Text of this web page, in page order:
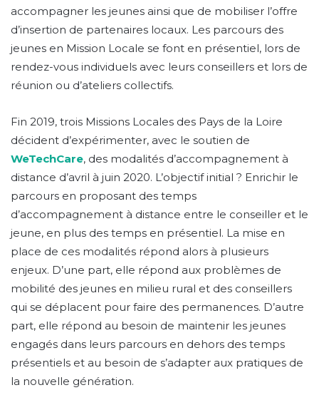
accompagner les jeunes ainsi que de mobiliser l’offre
d’insertion de partenaires locaux. Les parcours des
jeunes en Mission Locale se font en présentiel, lors de
rendez-vous individuels avec leurs conseillers et lors de
réunion ou d’ateliers collectifs.
Fin 2019, trois Missions Locales des Pays de la Loire
décident d’expérimenter, avec le soutien de
WeTechCare, des modalités d’accompagnement à
distance d’avril à juin 2020. L’objectif initial ? Enrichir le
parcours en proposant des temps
d’accompagnement à distance entre le conseiller et le
jeune, en plus des temps en présentiel. La mise en
place de ces modalités répond alors à plusieurs
enjeux. D’une part, elle répond aux problèmes de
mobilité des jeunes en milieu rural et des conseillers
qui se déplacent pour faire des permanences. D’autre
part, elle répond au besoin de maintenir les jeunes
engagés dans leurs parcours en dehors des temps
présentiels et au besoin de s’adapter aux pratiques de
la nouvelle génération.